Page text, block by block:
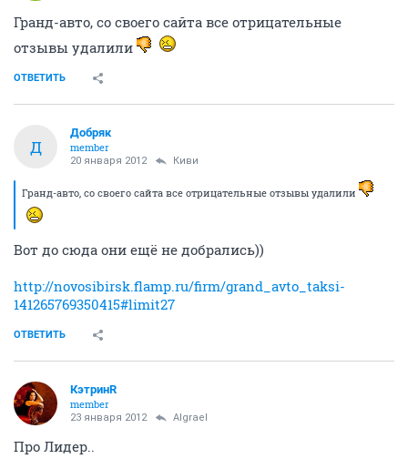
Гранд-авто, со своего сайта все отрицательные
отзывы удалили
ОТВЕТИТЬ
Д
Добряк
member
20 января 2012 Киви
Гранд-авто, со своего сайта все отрицательные отзывы удалили
Вот до сюда они ещё не добрались))
http://novosibirsk.flamp.ru/firm/grand_avto_taksi-
141265769350415#limit27
ОТВЕТИТЬ
КэтринR
member
23 января 2012 Algrael
Про Лидер..